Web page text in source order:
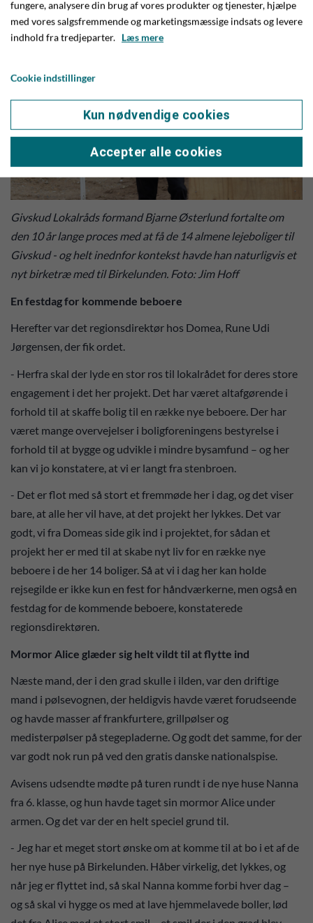
Givskud Lokalråds formand Bjarne Østerlund fortalte om
den 10 år lange proces med at få de 14 almene lejeboliger til
Givskud - og helt inednfor kontekst havde han naturligvis et
nyt birketræ med til Birkelunden. Foto: Jim Hoff
En festdag for kommende beboere
Herefter var det regionsdirektør hos Domea, Rune Udi
Jørgensen, der fik ordet.
- Herfra skal der lyde en stor ros til lokalrådet for deres store
engagement i det her projekt. Det har været altafgørende i
forhold til at skaffe bolig til en række nye beboere. Der har
været mange overvejelser i boligforeningens bestyrelse i
forhold til at bygge og udvikle i mindre bysamfund – og her
kan vi jo konstatere, at vi er langt fra stenbroen.
- Det er flot med så stort et fremmøde her i dag, og det viser
bare, at alle her vil have, at det projekt her lykkes. Det var
godt, vi fra Domeas side gik ind i projektet, for sådan et
projekt her er med til at skabe nyt liv for en række nye
beboere i de her 14 boliger. Så at vi i dag her kan holde
rejsegilde er ikke kun en fest for håndværkerne, men også en
festdag for de kommende beboere, konstaterede
regionsdirektøren.
Mormor Alice glæder sig helt vildt til at flytte ind
Næste mand, der i den grad skulle i ilden, var den driftige
mand i pølsevognen, der heldigvis havde været forudseende
og havde masser af frankfurtere, grillpølser og
medisterpølser på stegepladerne. Og godt det samme, for der
var godt nok run på ved den gratis danske nationalspise.
Avisens udsendte mødte på turen rundt i de nye huse Nanna
fra 6. klasse, og hun havde taget sin mormor Alice under
armen. Og det var der en helt speciel grund til.
- Jeg har et meget stort ønske om at komme til at bo i et af de
her nye huse på Birkelunden. Håber virkelig, det lykkes, og
når jeg er flyttet ind, så skal Nanna komme forbi hver dag –
og så skal vi hygge os med at lave hjemmelavede boller, lød
fungere, analysere din brug af vores produkter og tjenester, hjælpe
med vores salgsfremmende og marketingsmæssige indsats og levere
indhold fra tredjeparter. Læs mere
Cookie indstillinger
Kun nødvendige cookies
Accepter alle cookies